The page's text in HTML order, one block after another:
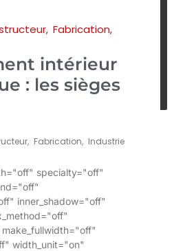
, Fabrication,
intérieur
: les sièges
, Fabrication, Industrie
specialty="off"
inner_shadow="off"
width_unit="on"